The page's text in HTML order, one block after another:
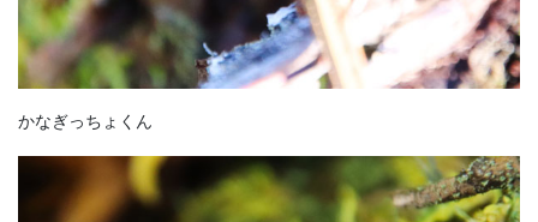
かなぎっちょくん